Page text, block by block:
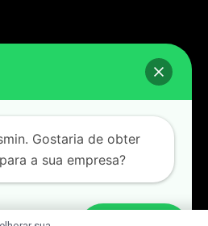
Gostaria de obter
a sua empresa?